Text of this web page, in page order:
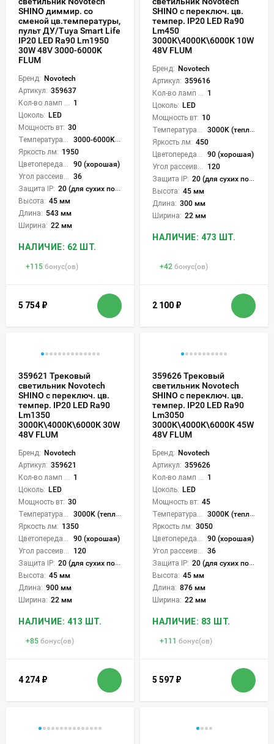
SHINO диммир. со
сменой цв.температуры,
пульт ДУ/Tuya Smart Life
IP20 LED Ra90 Lm1950
30W 48V 3000-6000K
FLUM
Бренд: Novotech
Артикул: 359637
1
Цоколь: LED
Мощность вт: 30
3000-6000K (плавная рег.)
Яркость лм: 1950
90 (хорошая)
36
Защита IP: 20 (для сухих пом.)
Высота: 45 мм
Длина: 543 мм
Ширина: 22 мм
НАЛИЧИЕ: 62 ШТ.
+115 бонус(ов)
5 754 ₽
SHINO с переключ. цв.
темпер. IP20 LED Ra90
Lm450
3000К\4000К\6000К 10W
48V FLUM
Бренд: Novotech
Артикул: 359616
1
Цоколь: LED
Мощность вт: 10
3000K (теплый), 4000K (нейтральный), 6000K (холодный), CCT механическое переключение
Яркость лм: 450
90 (хорошая)
120
Защита IP: 20 (для сухих пом.)
Высота: 45 мм
Длина: 300 мм
Ширина: 22 мм
НАЛИЧИЕ: 473 ШТ.
+42 бонус(ов)
2 100 ₽
359621 Трековый
светильник Novotech
SHINO с переключ. цв.
темпер. IP20 LED Ra90
Lm1350
3000К\4000К\6000К 30W
48V FLUM
Бренд: Novotech
Артикул: 359621
1
Цоколь: LED
Мощность вт: 30
3000K (теплый), 4000K (нейтральный), 6000K (холодный), CCT механическое переключение
Яркость лм: 1350
90 (хорошая)
120
Защита IP: 20 (для сухих пом.)
Высота: 45 мм
Длина: 900 мм
Ширина: 22 мм
НАЛИЧИЕ: 413 ШТ.
+85 бонус(ов)
4 274 ₽
359626 Трековый
светильник Novotech
SHINO с переключ. цв.
темпер. IP20 LED Ra90
Lm3050
3000К\4000К\6000К 45W
48V FLUM
Бренд: Novotech
Артикул: 359626
1
Цоколь: LED
Мощность вт: 45
3000K (теплый), 4000K (нейтральный), 6000K (холодный), CCT механическое переключение
Яркость лм: 3050
90 (хорошая)
36
Защита IP: 20 (для сухих пом.)
Высота: 45 мм
Длина: 876 мм
Ширина: 22 мм
НАЛИЧИЕ: 83 ШТ.
+111 бонус(ов)
5 597 ₽